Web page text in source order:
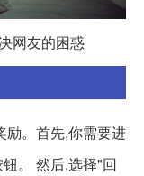
网友的困惑
励。首先,你需要进
。 然后,选择"回